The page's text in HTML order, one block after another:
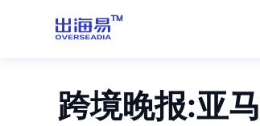
跨境晚报:亚